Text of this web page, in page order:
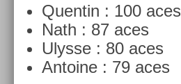
Quen­tin : 100 aces
Nath : 87 aces
Ulys­se : 80 aces
An­toine : 79 aces